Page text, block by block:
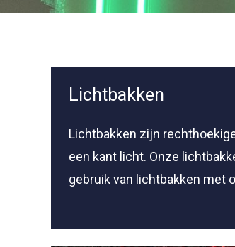
Lichtbakken
Lichtbakken zijn
een kant licht. Onze
gebruik van lichtbakken met